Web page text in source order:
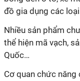
đồ gia dụng các
Nhiều sản phẩm
thể hiện mã vạch,
Quốc…
Cơ quan chức